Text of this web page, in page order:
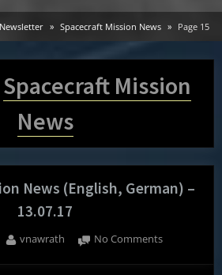
Newsletter Spacecraft Mission News Page 15
Spacecraft Mission
News
News (English, German) –
13.07.17
By
vnawrath No Commentson